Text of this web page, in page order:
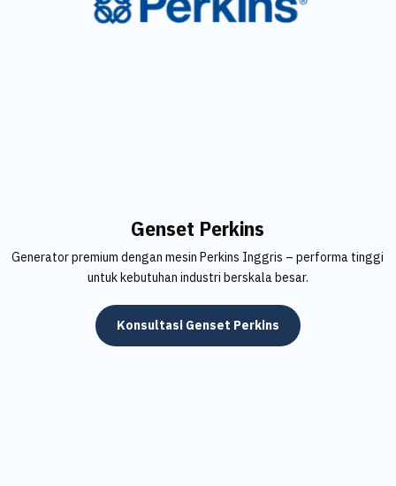
Genset Perkins
Generator premium dengan mesin Perkins Inggris – performa tinggi
untuk kebutuhan industri berskala besar.
Konsultasi Genset Perkins